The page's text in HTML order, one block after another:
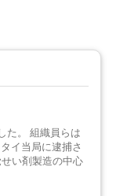
た。 組織員らは
イ当局に逮捕さ
い剤製造の中心